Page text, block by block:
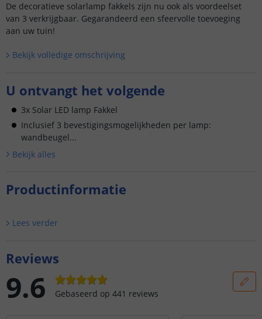
De decoratieve solarlamp fakkels zijn nu ook als voordeelset
van 3 verkrijgbaar. Gegarandeerd een sfeervolle toevoeging
aan uw tuin!
Bekijk volledige omschrijving
U ontvangt het volgende
3x Solar LED lamp Fakkel
Inclusief 3 bevestigingsmogelijkheden per lamp:
wandbeugel...
Bekijk alles
Productinformatie
Lees verder
Reviews
9.6 Gebaseerd op 441 reviews